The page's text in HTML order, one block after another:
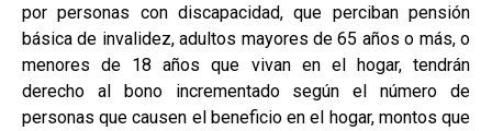
por personas con discapacidad, que perciban pensión
básica de invalidez, adultos mayores de 65 años o más, o
menores de 18 años que vivan en el hogar, tendrán
derecho al bono incrementado según el número de
personas que causen el beneficio en el hogar, montos que